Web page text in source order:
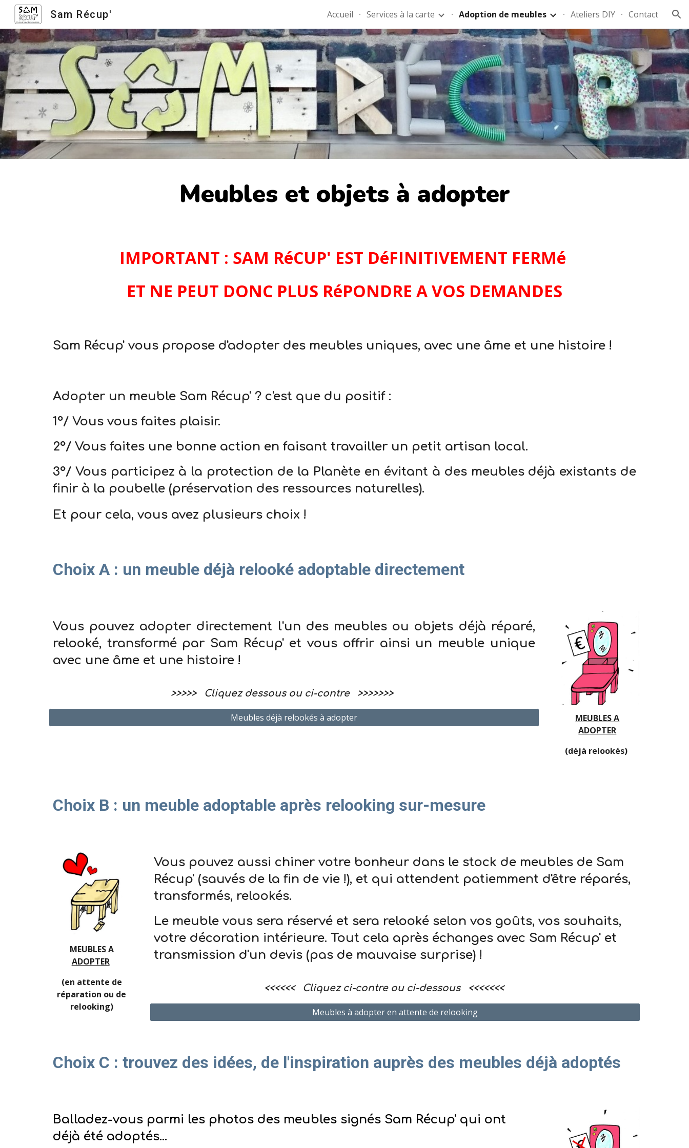
Skip to navigation
Sam Récup' Accueil Services à la carte Adoption de meubles Ateliers DIY Contact
Meubles et objets à adopter
IMPORTANT : SAM RéCUP' EST DéFINITIVEMENT FERMé
ET NE PEUT DONC PLUS RéPONDRE A VOS DEMANDES
Sam Récup' vous propose d'adopter des meubles uniques, avec une âme et une histoire !
Adopter un meuble Sam Récup' ? c'est que du positif :
1°/ Vous vous faites plaisir.
2°/ Vous faites une bonne action en faisant travailler un petit artisan local.
3°/ Vous participez à la protection de la Planète en évitant à des meubles déjà existants de
finir à la poubelle (préservation des ressources naturelles).
Et pour cela, vous avez plusieurs choix !
Choix A : un meuble déjà relooké adoptable directement
Vous pouvez adopter directement l'un des meubles ou objets déjà réparé,
relooké, transformé par Sam Récup' et vous offrir ainsi un meuble unique
avec une âme et une histoire !
>>>>> Cliquez dessous ou ci-contre >>>>>>>
Meubles déjà relookés à adopter
MEUBLES A
ADOPTER
(déjà relookés)
Choix B : un meuble adoptable après relooking sur-mesure
MEUBLES A
ADOPTER
(en attente de
réparation ou de
relooking)
Vous pouvez aussi chiner votre bonheur dans le stock de meubles de Sam
Récup' (sauvés de la fin de vie !), et qui attendent patiemment d'être réparés,
transformés, relookés.
Le meuble vous sera réservé et sera relooké selon vos goûts, vos souhaits,
votre décoration intérieure. Tout cela après échanges avec Sam Récup' et
transmission d'un devis (pas de mauvaise surprise) !
<<<<<<Cliquez ci-contre ou ci-dessous <<<<<<<
Meubles à adopter en attente de relooking
Choix C : trouvez des idées, de l'inspiration auprès des meubles déjà adoptés
Balladez-vous parmi les photos des meubles signés Sam Récup' qui ont
déjà été adoptés...